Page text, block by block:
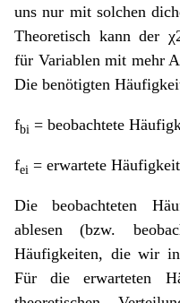
uns nur mit solchen
Theoretisch kann der
für Variablen mit mehr
Die benötigten
fbi = beobachtete
fei = erwartete
Die beobachteten
ablesen (bzw.
Häufigkeiten, die wir
Für die erwarteten